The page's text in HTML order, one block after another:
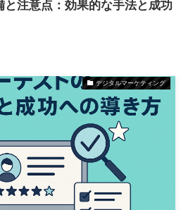
注意点：効果的な手法と成功
デジタルマーケティング